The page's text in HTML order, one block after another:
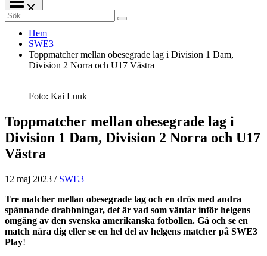
Search
for:
Hem
SWE3
Toppmatcher mellan obesegrade lag i Division 1 Dam,
Division 2 Norra och U17 Västra
Foto: Kai Luuk
Toppmatcher mellan obesegrade lag i
Division 1 Dam, Division 2 Norra och U17
Västra
12 maj 2023 / SWE3
Tre matcher mellan obesegrade lag och en drös med andra
spännande drabbningar, det är vad som väntar inför helgens
omgång av den svenska amerikanska fotbollen. Gå och se en
match nära dig eller se en hel del av helgens matcher på SWE3
Play!